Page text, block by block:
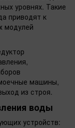
уровнях. Такие
приводят к
модулей
машины,
из строя.
воды
устройств: